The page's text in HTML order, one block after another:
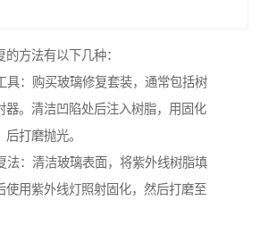
方法有以下几种：
具：购买玻璃修复套装，通常包括树
器。清洁凹陷处后注入树脂，用固化
打磨抛光。
法：清洁玻璃表面，将紫外线树脂填
使用紫外线灯照射固化，然后打磨至